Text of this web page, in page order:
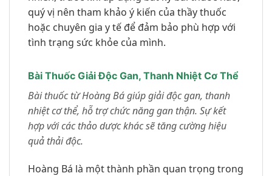
quý vị nên tham khảo ý kiến của thầy thuốc
hoặc chuyên gia y tế để đảm bảo phù hợp với
tình trạng sức khỏe của mình.
Bài Thuốc Giải Độc Gan, Thanh Nhiệt Cơ Thể
Bài thuốc từ Hoàng Bá giúp giải độc gan, thanh
nhiệt cơ thể, hỗ trợ chức năng gan thận. Sự kết
hợp với các thảo dược khác sẽ tăng cường hiệu
quả thải độc.
Hoàng Bá là một thành phần quan trọng trong